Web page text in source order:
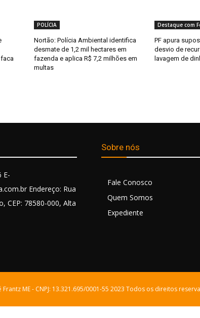
POLÍCIA
Nortão: Polícia Ambiental identifica
desmate de 1,2 mil hectares em
fazenda e aplica R$ 7,2 milhões em
multas
Destaque com
PF apura
desvio de
lavagem de
E-
Endereço: Rua
CEP: 78580-000, Alta
Sobre nós
Fale Conosco
Quem Somos
Expediente
Frantz ME - CNPJ: 13.321.695/0001-55 2023 Todos os direitos